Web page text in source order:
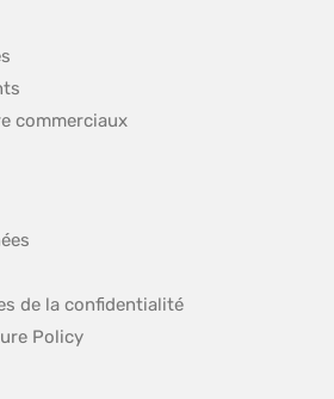
commerciaux
de la confidentialité
Policypdf, 153.9 kB.